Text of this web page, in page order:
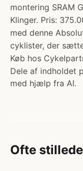
montering SRAM
Klinger. Pris:
med denne
cyklister, der
Køb hos
Dele af indholdet
med hjælp fra AI.
Ofte